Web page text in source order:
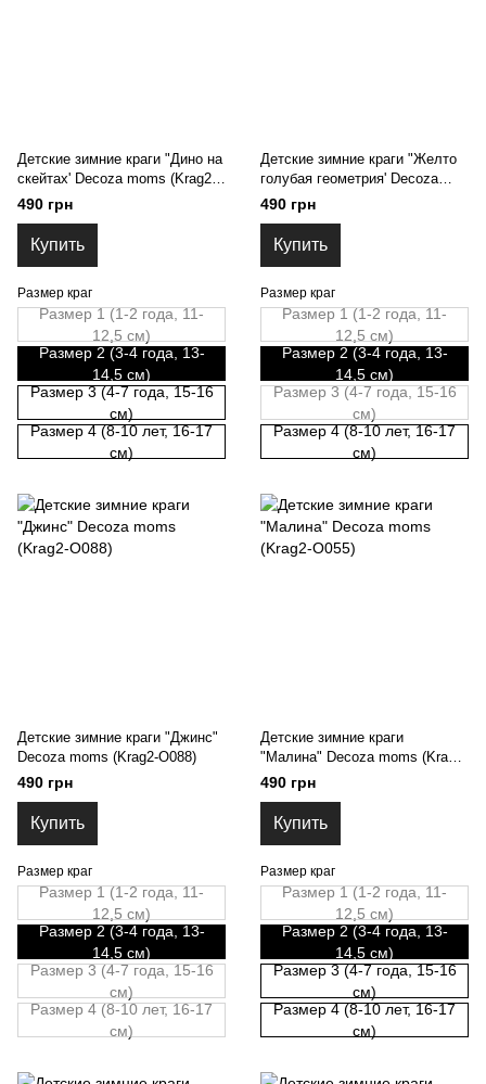
Детские зимние краги "Дино на
скейтах' Decoza moms (Krag2-
OP129)
490 грн
Купить
Размер краг
Размер 1 (1-2 года, 11-
12,5 см)
Размер 2 (3-4 года, 13-
14,5 см)
Размер 3 (4-7 года, 15-16
см)
Размер 4 (8-10 лет, 16-17
см)
Детские зимние краги "Желто
голубая геометрия' Decoza
moms (Krag2-OP030)
490 грн
Купить
Размер краг
Размер 1 (1-2 года, 11-
12,5 см)
Размер 2 (3-4 года, 13-
14,5 см)
Размер 3 (4-7 года, 15-16
см)
Размер 4 (8-10 лет, 16-17
см)
Детские зимние краги "Джинс"
Decoza moms (Krag2-O088)
490 грн
Купить
Размер краг
Размер 1 (1-2 года, 11-
12,5 см)
Размер 2 (3-4 года, 13-
14,5 см)
Размер 3 (4-7 года, 15-16
см)
Размер 4 (8-10 лет, 16-17
см)
Детские зимние краги
"Малина" Decoza moms (Krag2-
O055)
490 грн
Купить
Размер краг
Размер 1 (1-2 года, 11-
12,5 см)
Размер 2 (3-4 года, 13-
14,5 см)
Размер 3 (4-7 года, 15-16
см)
Размер 4 (8-10 лет, 16-17
см)